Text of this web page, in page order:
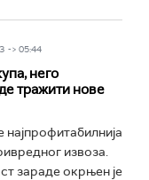
-> 05:44
него
тражити нове
извоза.
зараде окрњен је